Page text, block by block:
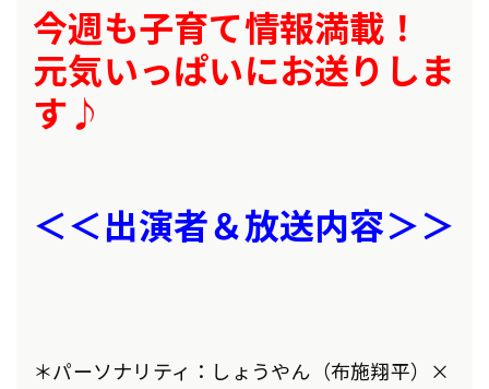
今週も子育て情報満載！
元気いっぱいにお送りしま
す♪
＜＜出演者＆放送内容＞＞
＊パーソナリティ：しょうやん（布施翔平）×